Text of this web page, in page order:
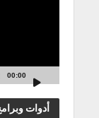
00:00
أدوات